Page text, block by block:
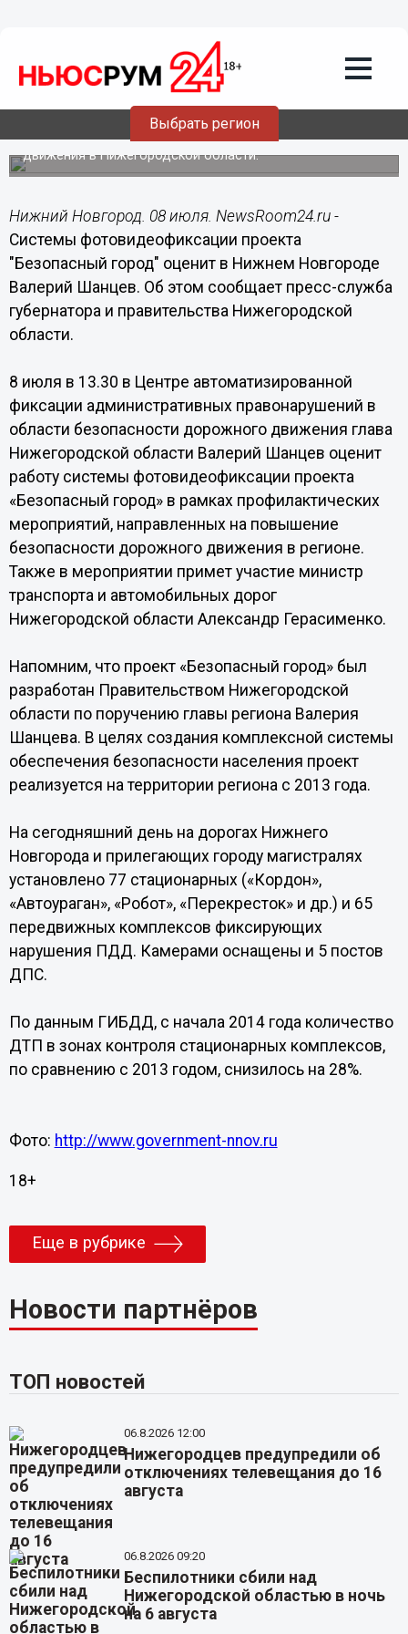
Выбрать регион
Системы фотовидеофиксации проекта
"Безопасный город" оценит в Нижнем
Новгороде Валерий Шанцев
Мероприятие пройдет в рамках профилактики,
направленной на повышение безопасности дорожного
движения в Нижегородской области.
Нижний Новгород. 08 июля. NewsRoom24.ru -
Системы фотовидеофиксации проекта
"Безопасный город" оценит в Нижнем Новгороде
Валерий Шанцев. Об этом сообщает пресс-служба
губернатора и правительства Нижегородской
области.
8 июля в 13.30 в Центре автоматизированной
фиксации административных правонарушений в
области безопасности дорожного движения глава
Нижегородской области Валерий Шанцев оценит
работу системы фотовидеофиксации проекта
«Безопасный город» в рамках профилактических
мероприятий, направленных на повышение
безопасности дорожного движения в регионе.
Также в мероприятии примет участие министр
транспорта и автомобильных дорог
Нижегородской области Александр Герасименко.
Напомним, что проект «Безопасный город» был
разработан Правительством Нижегородской
области по поручению главы региона Валерия
Шанцева. В целях создания комплексной системы
обеспечения безопасности населения проект
реализуется на территории региона с 2013 года.
На сегодняшний день на дорогах Нижнего
Новгорода и прилегающих городу магистралях
установлено 77 стационарных («Кордон»,
«Автоураган», «Робот», «Перекресток» и др.) и 65
передвижных комплексов фиксирующих
нарушения ПДД. Камерами оснащены и 5 постов
ДПС.
По данным ГИБДД, с начала 2014 года количество
ДТП в зонах контроля стационарных комплексов,
по сравнению с 2013 годом, снизилось на 28%.
Фото: http://www.government-nnov.ru
18+
Еще в рубрике
Новости партнёров
ТОП новостей
06.8.2026 12:00
Нижегородцев предупредили об
отключениях телевещания до 16
августа
06.8.2026 09:20
Беспилотники сбили над
Нижегородской областью в ночь
на 6 августа